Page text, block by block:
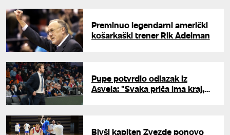
Preminuo legendarni američki
košarkaški trener Rik Adelman
Pupe potvrdio odlazak iz
Asvela: "Svaka priča ima kraj,
Bivši kapiten Zvezde ponovo